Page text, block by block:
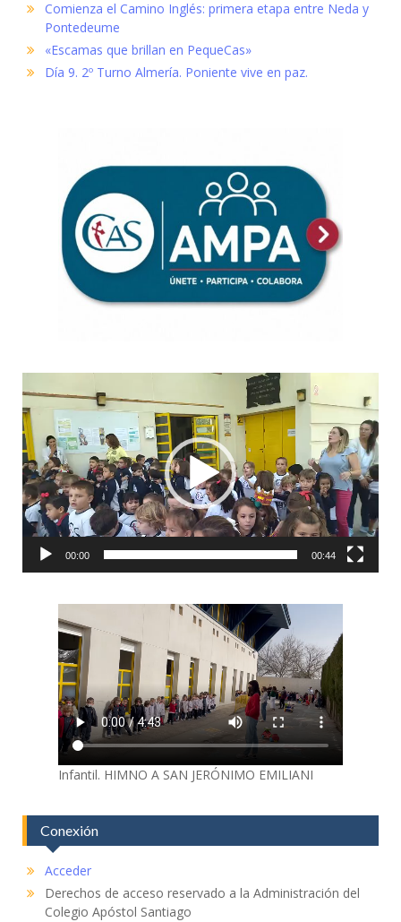
Comienza el Camino Inglés: primera etapa entre Neda y
Pontedeume
«Escamas que brillan en PequeCas»
Día 9. 2º Turno Almería. Poniente vive en paz.
de
vídeo
00:00 00:44
Infantil. HIMNO A SAN JERÓNIMO EMILIANI
Conexión
Acceder
Derechos de acceso reservado a la Administración del
Colegio Apóstol Santiago